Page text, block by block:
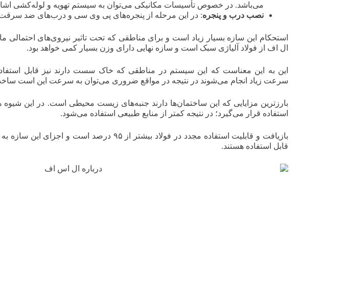
می‌باشد. در خصوص تأسیسات مکانیکی می‌توان به سیستم تهویه و لوله‌کشی
نصب درب و پنجره: در این مرحله از پنجره‌های پی وی سی و درب‌های ضد
استحکام این سازه بسیار زیاد است و برای مناطقی که تحت تاثیر نیروی‌های احتمالی
ال اف از فولاد آلیاژی سبک است و سازه نهایی دارای وزن بسیار کمی خواهد بود.
این به این معناست که این سیستم در مناطقی که خاک سست دارند نیز قابل
سرعت زیاد انجام می‌شوند در نتیجه در مواقع ضروری می‌توان به سرعت این است ساخت
بارزترین مزایایی که این ساختمان‌ها دارند جنبه‌های زیست محیطی است. در این
استفاده قرار می‌گیرد؛ در نتیجه کمتر از منابع طبیعی استفاده می‌شود.
بازیافت و قابلیت استفاده مجدد در فولاد بیشتر از ۹۵
قابل استفاده هستند.